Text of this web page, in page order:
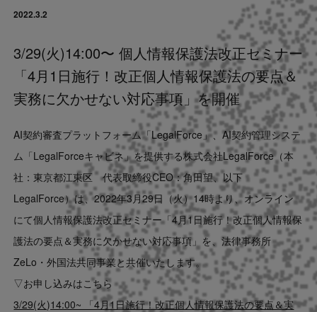
Service
News
Recruit
LegalOn Now
Contact
US website
2022.3.2
3/29(火)14:00〜 個人情報保護法改正セミナー
「4月1日施行！改正個人情報保護法の要点＆
実務に欠かせない対応事項」を開催
AI契約審査プラットフォーム「LegalForce」、AI契約管理システ
ム「LegalForceキャビネ」を提供する株式会社LegalForce（本
社：東京都江東区 代表取締役CEO：角田望、以下
LegalForce）は、2022年3月29日（火）14時より、オンライン
にて個人情報保護法改正セミナー「4月1日施行！改正個人情報保
護法の要点＆実務に欠かせない対応事項」を、法律事務所
ZeLo・外国法共同事業と共催いたします。
▽お申し込みはこちら
3/29(火)14:00~ 「4月1日施行！改正個人情報保護法の要点＆実